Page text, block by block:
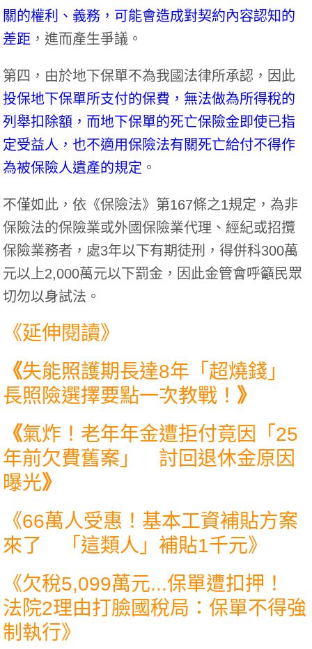
關的權利、義務，可能會造成對契約內容認知的
差距 ，進而產生爭議。
第四，由於地下保單不為我國法律所承認，因此
投保地下保單所支付的保費，無法做為所得稅的
列舉扣除額，而地下保單的死亡保險金即使已指
定受益人，也不適用保險法有關死亡給付不得作
為被保險人遺產的規定 。
不僅如此，依《保險法》第167條之1規定，為非
保險法的保險業或外國保險業代理、經紀或招攬
保險業務者，處3年以下有期徒刑，得併科300萬
元以上2,000萬元以下罰金，因此金管會呼籲民眾
切勿以身試法。
《延伸閱讀》
《失能照護期長達8年「超燒錢」
長照險選擇要點一次教戰！ 》
《氣炸！老年年金遭拒付竟因「25
年前欠費舊案」 討回退休金原因
曝光》
《66萬人受惠！基本工資補貼方案
來了 「這類人」補貼1千元》
《欠稅5,099萬元...保單遭扣押！
法院2理由打臉國稅局：保單不得強
制執行》